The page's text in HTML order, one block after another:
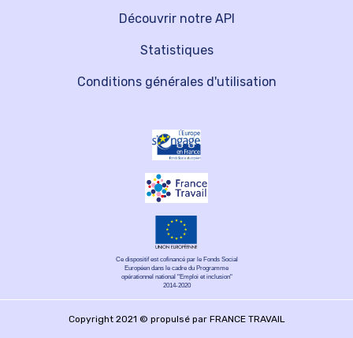
Découvrir notre API
Statistiques
Conditions générales d'utilisation
Ce dispositif est cofinancé par le Fonds Social
Européen dans le cadre du Programme
opérationnel national "Emploi et inclusion"
2014-2020
Copyright 2021 © propulsé par FRANCE TRAVAIL